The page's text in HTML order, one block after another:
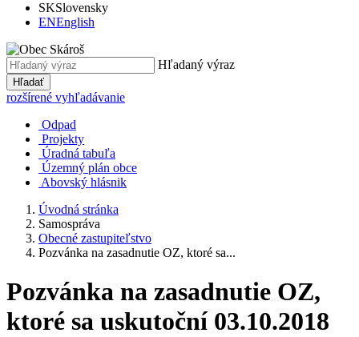
SKSlovensky
ENEnglish
Hľadaný výraz
Hľadať
rozšírené vyhľadávanie
Odpad
Projekty
Úradná tabuľa
Územný plán obce
Abovský hlásnik
Úvodná stránka
Samospráva
Obecné zastupiteľstvo
Pozvánka na zasadnutie OZ, ktoré sa...
Pozvánka na zasadnutie OZ,
ktoré sa uskutoční 03.10.2018